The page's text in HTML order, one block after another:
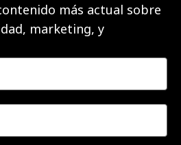
más actual sobre
marketing, y